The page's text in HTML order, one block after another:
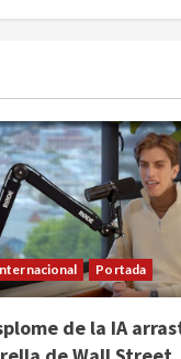
Portada
de la IA